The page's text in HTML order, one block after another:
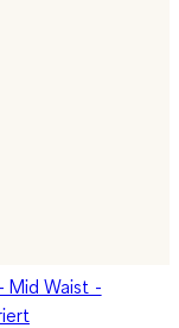
Mid Waist -